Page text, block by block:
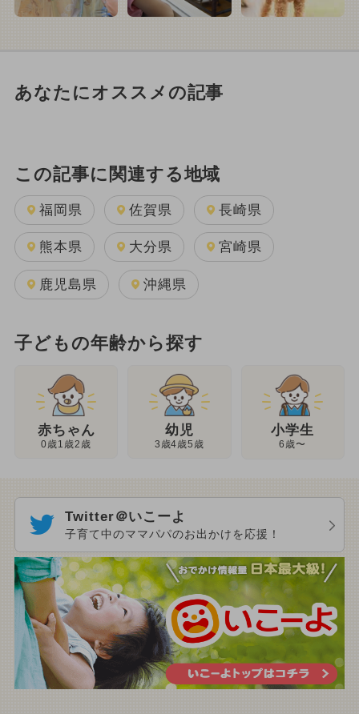
あなたにオススメの記事
この記事に関連する地域
福岡県 佐賀県 長崎県
熊本県 大分県 宮崎県
鹿児島県 沖縄県
子どもの年齢から探す
赤ちゃん
0歳1歳2歳
幼児
3歳4歳5歳
小学生
6歳〜
Twitter＠いこーよ
子育て中のママパパのお出かけを応援！